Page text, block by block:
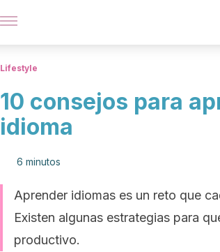
Lifestyle
10 consejos para
idioma
6 minutos
Aprender idiomas es un reto que
Existen algunas estrategias para
productivo.